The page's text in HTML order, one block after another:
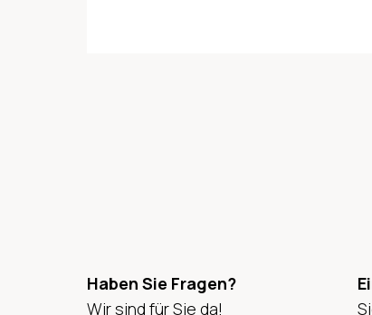
Haben Sie Fragen?
Wir sind für Sie da!